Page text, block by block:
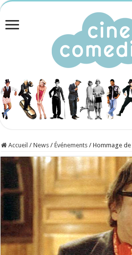
Accueil / News / Événements / Hommage